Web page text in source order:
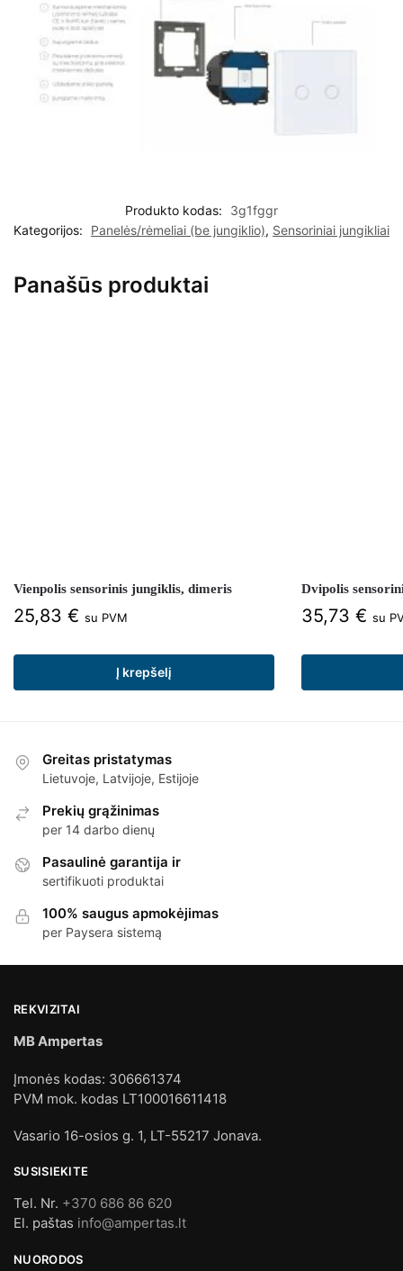
Produkto kodas:
3g1fggr
Kategorijos:
Panelės/rėmeliai (be jungiklio), Sensoriniai jungikliai
Panašūs produktai
Vienpolis sensorinis jungiklis, dimeris
25,83 € su PVM
Į krepšelį
Dvipolis
35,73 € su
Greitas pristatymas
Lietuvoje, Latvijoje, Estijoje
Prekių grąžinimas
per 14 darbo dienų
Pasaulinė garantija ir
sertifikuoti produktai
100% saugus apmokėjimas
per Paysera sistemą
REKVIZITAI
MB Ampertas
Įmonės kodas: 306661374
PVM mok. kodas LT100016611418
Vasario 16-osios g. 1, LT-55217 Jonava.
SUSISIEKITE
Tel. Nr. +370 686 86 620
El. paštas info@ampertas.lt
NUORODOS